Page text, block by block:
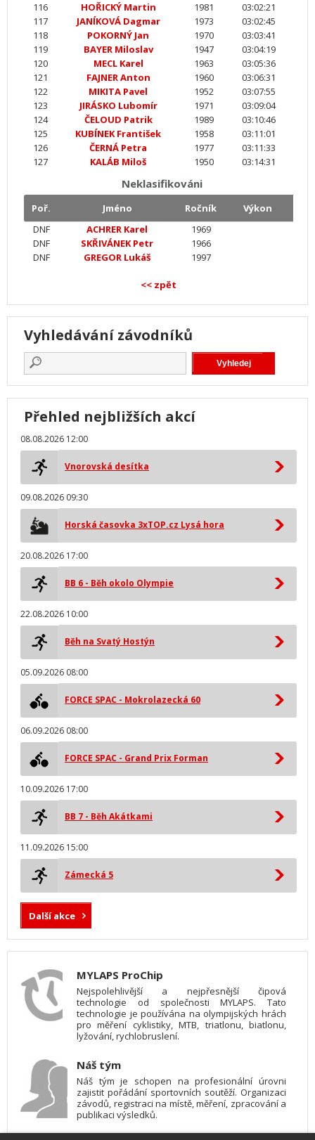
116
HOŘICKÝ Martin 1981
03:02:21
117
JANÍKOVÁ Dagmar 1973
03:02:45
118
POKORNÝ Jan 1970
03:03:41
119
BAYER Miloslav 1947
03:04:19
120
MECL Karel 1963
03:05:36
121
FAJNER Anton 1960
03:06:31
122
MIKITA Pavel 1952
03:07:55
123
JIRÁSKO Lubomír 1971
03:09:04
124
ČELOUD Patrik 1989
03:10:46
125
KUBÍNEK František 1958
03:11:01
126
ČERNÁ Petra 1977
03:11:33
127
KALÁB Miloš 1950 03:14:31
Neklasifikováni
Poř. Jméno Ročník
Výkon
DNF
ACHRER Karel
1969
DNF
SKŘIVÁNEK Petr
1966
DNF
GREGOR Lukáš 1997
<< zpět
Vyhledávání závodníků
Přehled nejbližších akcí
08.08.2026 12:00
Vnorovská desítka
09.08.2026 09:30
Horská časovka 3xTOP.cz Lysá hora
20.08.2026 17:00
BB 6 - Běh okolo Olympie
22.08.2026 10:00
Běh na Svatý Hostýn
05.09.2026 08:00
FORCE SPAC - Mokrolazecká 60
06.09.2026 08:00
FORCE SPAC - Grand Prix Forman
10.09.2026 17:00
BB 7 - Běh Akátkami
11.09.2026 15:00
Zámecká 5
Další akce
MYLAPS ProChip
Nejspolehlivější a nejpřesnější čipová
technologie od společnosti MYLAPS. Tato
technologie je používána na olympijských hrách
pro měření cyklistiky, MTB, triatlonu, biatlonu,
lyžování, rychlobruslení.
Náš tým
Náš tým je schopen na profesionální úrovni
zajistit pořádání sportovních soutěží. Organizaci
závodů, registraci na místě, měření, zpracování a
publikaci výsledků.